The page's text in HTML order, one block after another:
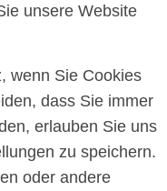
unsere Website
wenn Sie Cookies
dass Sie immer
erlauben Sie uns
zu speichern.
oder andere